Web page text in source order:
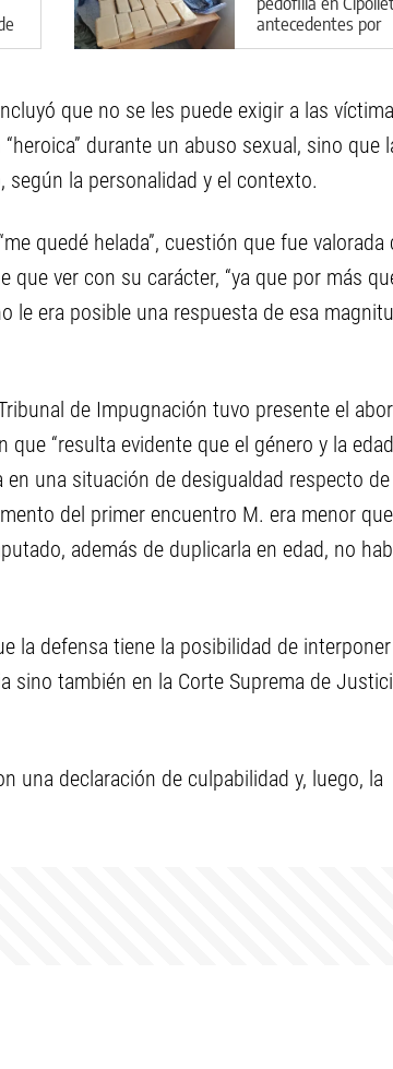
antecedentes por
narcotráfico
que no se les puede exigir a las
durante un abuso sexual, sino que
según la personalidad y el contexto.
quedé helada”, cuestión que fue
ver con su carácter, “ya que por más
le era posible una respuesta de esa
de Impugnación tuvo presente el
“resulta evidente que el género y la
una situación de desigualdad respecto
del primer encuentro M. era menor
además de duplicarla en edad, no
la defensa tiene la posibilidad de
sino también en la Corte Suprema de
una declaración de culpabilidad y, luego, la